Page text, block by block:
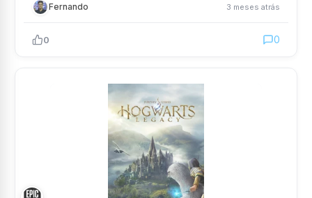
Fernando 3 meses atrás
0 0